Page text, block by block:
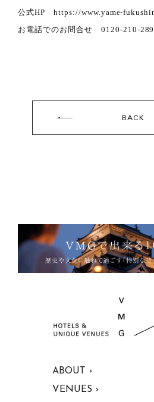
公式HP https://www.yame-
お電話でのお問合せ 0120-210-289
BACK
ABOUT ›
VENUES ›